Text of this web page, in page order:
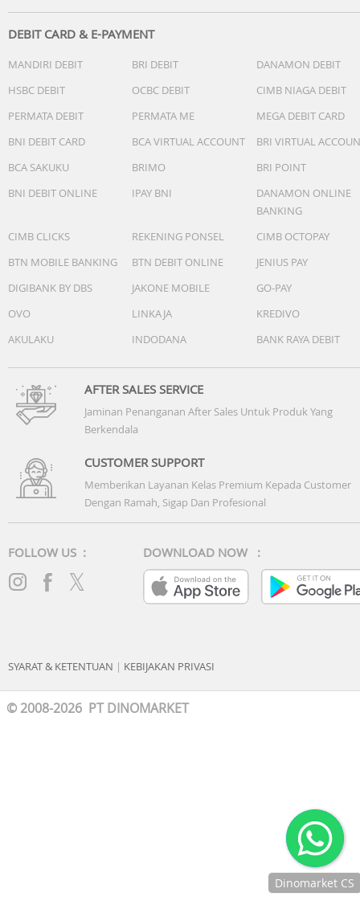
DEBIT CARD & E-PAYMENT
MANDIRI DEBIT BRI DEBIT
DANAMON DEBIT
HSBC DEBIT
OCBC DEBIT
CIMB NIAGA DEBIT
PERMATA DEBIT
PERMATA ME
MEGA DEBIT CARD
BNI DEBIT CARD
BCA VIRTUAL ACCOUNT
BRI VIRTUAL
BCA SAKUKU
BRIMO
BRI POINT
BNI DEBIT ONLINE
IPAY BNI
DANAMON ONLINE
BANKING
CIMB CLICKS
REKENING PONSEL
CIMB OCTOPAY
BTN MOBILE BANKING
BTN DEBIT ONLINE
JENIUS PAY
DIGIBANK BY DBS
JAKONE MOBILE
GO-PAY
OVO
LINKAJA
KREDIVO
AKULAKU
INDODANA BANK RAYA DEBIT
AFTER SALES SERVICE
Jaminan Penanganan After Sales Untuk Produk Yang
Berkendala
CUSTOMER SUPPORT
Memberikan Layanan Kelas Premium Kepada Customer
Dengan Ramah, Sigap Dan Profesional
FOLLOW US : DOWNLOAD NOW :
SYARAT & KETENTUAN | KEBIJAKAN PRIVASI
© 2008-2026 PT DINOMARKET
Dinomarket CS